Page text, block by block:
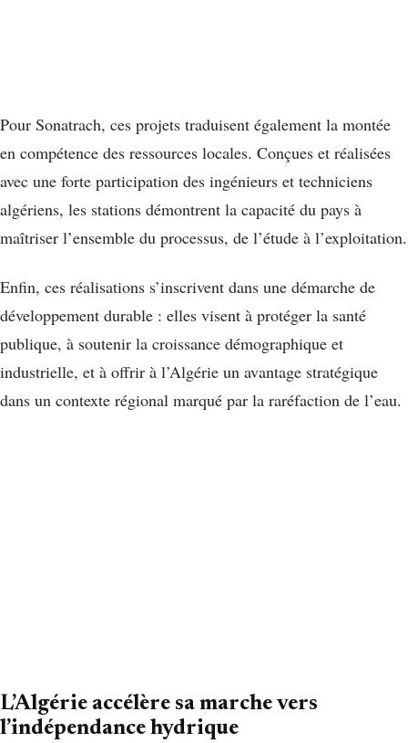
Pour Sonatrach, ces projets traduisent également la montée
en compétence des ressources locales. Conçues et réalisées
avec une forte participation des ingénieurs et techniciens
algériens, les stations démontrent la capacité du pays à
maîtriser l’ensemble du processus, de l’étude à l’exploitation.
Enfin, ces réalisations s’inscrivent dans une démarche de
développement durable : elles visent à protéger la santé
publique, à soutenir la croissance démographique et
industrielle, et à offrir à l’Algérie un avantage stratégique
dans un contexte régional marqué par la raréfaction de l’eau.
L’Algérie accélère sa marche vers
l’indépendance hydrique